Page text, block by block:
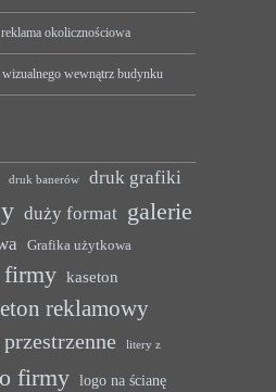
okolicznościowa
wewnątrz budynku
druk banerów druk grafiki
duży format galerie
Grafika użytkowa
firmy kaseton
reklamowy
litery z
firmy logo na ścianę